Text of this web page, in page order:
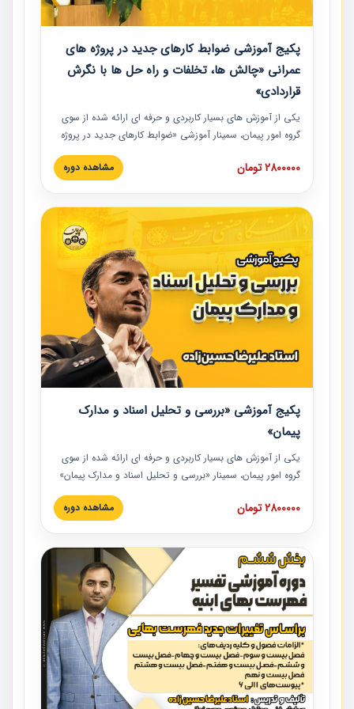
پکیج آموزشی ضوابط کارهای جدید در پروژه های
عمرانی «چالش ها، تخلفات و راه حل ها با نگرش
قراردادی»
یکی از آموزش‏‏‏‏‏‏ های بسیار کاربردی و حرفه‏ ای ارائه شده از سوی
گروه امور پیمان، سمینار آموزشی «ضوابط کارهای جدید در پروژه
های عمرانی» چالش ها، تخلفات و راه حل ها با نگرش قراردادی
است که در محل سندیکای شرکت های ساختمانی کشور ارائه شد.
مدارک پیمان به همراه تجربیات عملی ارائه شده است.
2800000 تومان مشاهده دوره
پکیج آموزشی «بررسی و تحلیل اسناد و مدارک
پیمان»
یکی از آموزش‏‏‏‏‏‏ های بسیار کاربردی و حرفه‏ ای ارائه شده از سوی
گروه امور پیمان، سمینار «بررسی و تحلیل اسناد و مدارک پیمان»
است که در دانشگاه صنعتی شریف ارائه شد. در این آموزش
نکات کلیدی مربوط به اسناد و مدارک پیمان، اولویت بندی اسناد
پیمان به همراه تجربیات عملی در این خصوص ارائه شده است.
2800000 تومان مشاهده دوره